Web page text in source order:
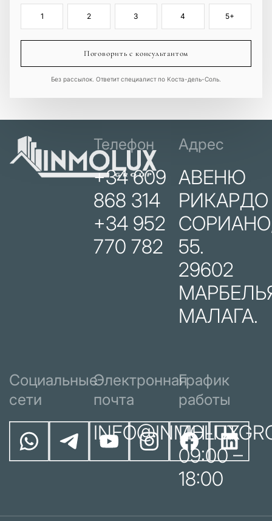
1 2 3 4 5+
Поговорить с консультантом
Без рассылок. Ответит специалист по Коста-дель-Соль.
Телефон
+34 609
868 314
+34 952
770 782
Адрес
АВЕНЮ
РИКАРДО
55.
29602
МАЛАГА.
Социальные
сети
Электронная
почта
График
работы
ПН-ПТ
09:00 –
18:00